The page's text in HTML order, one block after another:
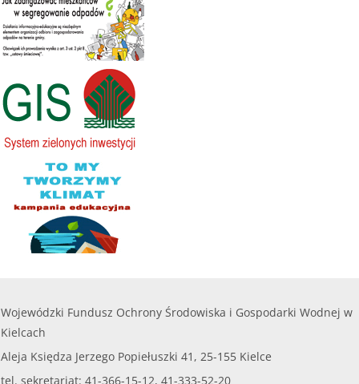
Wojewódzki Fundusz Ochrony Środowiska i Gospodarki Wodnej w
Kielcach
Aleja Księdza Jerzego Popiełuszki 41, 25-155 Kielce
tel. sekretariat: 41-366-15-12, 41-333-52-20